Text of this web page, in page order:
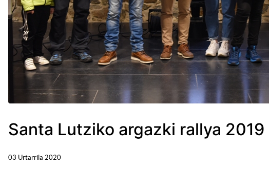
Santa Lutziko argazki rallya 2019
03 Urtarrila 2020